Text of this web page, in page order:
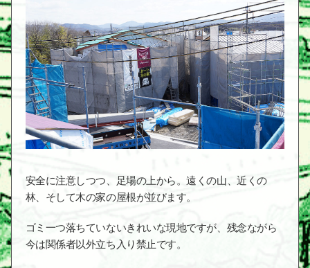
安全に注意しつつ、足場の上から。遠くの山、近くの
林、そして木の家の屋根が並びます。
ゴミ一つ落ちていないきれいな現地ですが、残念ながら
今は関係者以外立ち入り禁止です。